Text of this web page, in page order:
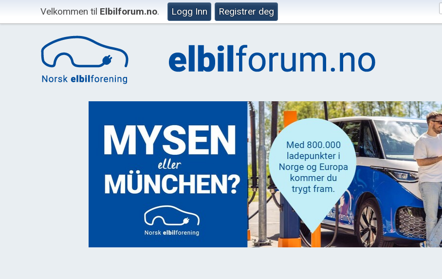
Velkommen til Elbilforum.no. Logg Inn Registrer deg